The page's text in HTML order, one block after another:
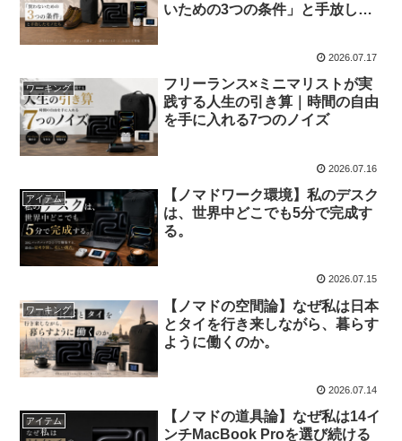
いための3つの条件」と手放した
2026.07.17
ワーキング
フリーランス×ミニマリストが実
践する人生の引き算｜時間の自由
を手に入れる7つのノイズ
2026.07.16
アイテム
【ノマドワーク環境】私のデスク
は、世界中どこでも5分で完成す
る。
2026.07.15
ワーキング
【ノマドの空間論】なぜ私は日本
とタイを行き来しながら、暮らす
ように働くのか。
2026.07.14
アイテム
【ノマドの道具論】なぜ私は14イ
ンチMacBook Proを選び続ける